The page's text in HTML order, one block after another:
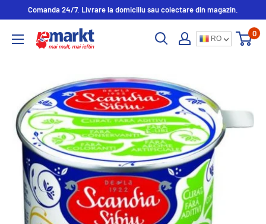
Comanda 24/7. Livrare la domiciliu sau colectare din magazin.
RO
0